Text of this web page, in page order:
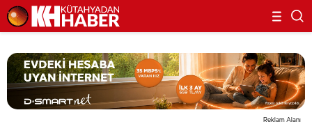
Reklam Alanı